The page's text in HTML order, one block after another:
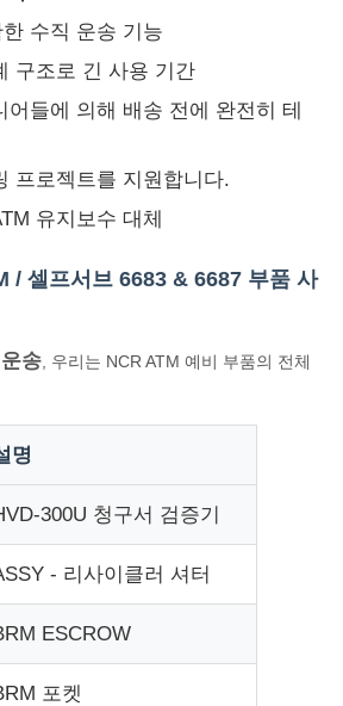
수직 운송 기능
구조로 긴 사용 기간
어들에 의해 배송 전에 완전히 테
프로젝트를 지원합니다.
유지보수 대체
/ 셀프서브 6683 & 6687 부품 사
송 , 우리는 NCR ATM 예비 부품의 전체
명
300U 청구서 검증기
- 리사이클러 셔터
ESCROW
포켓